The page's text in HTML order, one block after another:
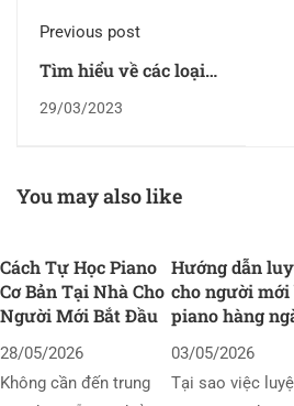
Previous post
Tìm hiểu về các loại
Guitar
29/03/2023
You may also like
Cách Tự Học Piano
Cơ Bản Tại Nhà Cho
Người Mới Bắt Đầu
28/05/2026
Không cần đến trung
Hướng dẫn
cho người mới
piano hàng
03/05/2026
Tại sao việc